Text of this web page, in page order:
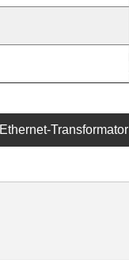
Ethernet-Transformator